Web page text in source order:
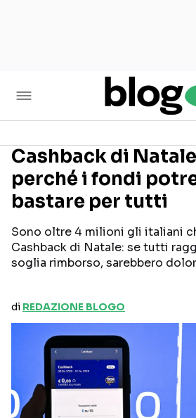
Seguici sui
Cashback di
perché i fondi
bastare per tutti
Sono oltre 4 milioni gli italiani
Cashback di Natale: se tutti
soglia rimborso, sarebbero
di REDAZIONE BLOGO